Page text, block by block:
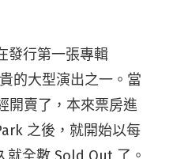
發行第一張專輯
的大型演出之一。當
開賣了，本來票房進
之後，就開始以每